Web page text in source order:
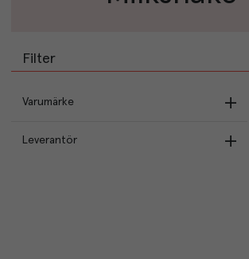
Filter
Varumärke
Arla Pro (1)
Leverantör